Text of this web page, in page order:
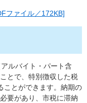
ファイル／172KB]
ルバイト・パート含
とで、特別徴収した税
ことができます。納期の
要があり、市税に滞納